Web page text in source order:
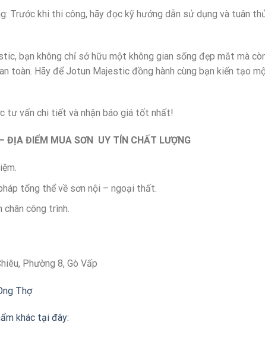
Trước khi thi công, hãy đọc kỹ hướng dẫn sử dụng và tuân
bạn không chỉ sở hữu một không gian sống đẹp mắt mà
toàn. Hãy để Jotun Majestic đồng hành cùng bạn kiến tạo
tư vấn chi tiết và nhận báo giá tốt nhất!
ĐỊA ĐIỂM MUA SƠN UY TÍN CHẤT LƯỢNG
tổng thể về sơn nội – ngoại thất.
chân công trình.
Phường 8, Gò Vấp
Thợ
khác tại đây: